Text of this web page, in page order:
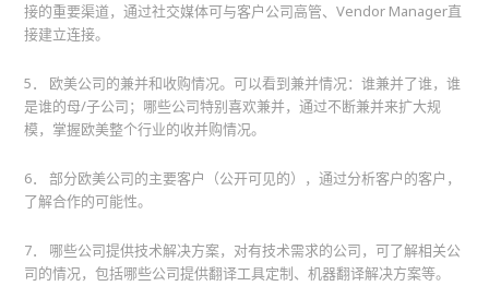
接的重要渠道，通过社交媒体可与客户公司高管、Vendor Manager直
接建立连接。
5． 欧美公司的兼并和收购情况。可以看到兼并情况：谁兼并了谁，谁
是谁的母/子公司；哪些公司特别喜欢兼并，通过不断兼并来扩大规
模，掌握欧美整个行业的收并购情况。
6． 部分欧美公司的主要客户（公开可见的），通过分析客户的客户，
了解合作的可能性。
7． 哪些公司提供技术解决方案，对有技术需求的公司，可了解相关公
司的情况，包括哪些公司提供翻译工具定制、机器翻译解决方案等。